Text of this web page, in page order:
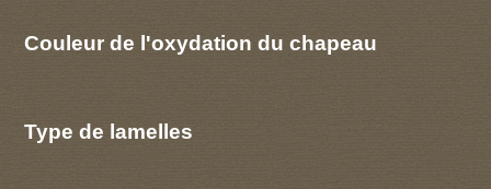
Couleur de l'oxydation du chapeau
Type de lamelles